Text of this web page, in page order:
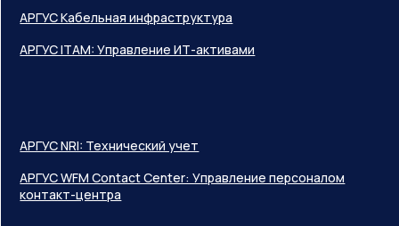
АРГУС NRI: Технический учет
АРГУС WFM Contact Center: Управление персоналом
контакт-центра
АРГУС Кабельная инфраструктура
АРГУС ITAM: Управление ИТ-активами